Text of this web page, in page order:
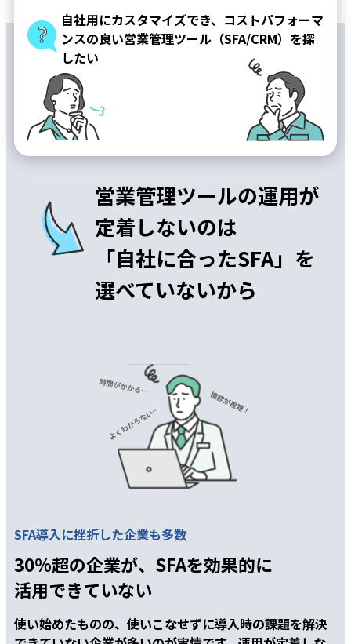
自社用にカスタマイズでき、コストパフォーマ
ンスの良い営業管理ツール（SFA/CRM）を探
したい
営業管理ツールの運用が
定着しないのは
「自社に合ったSFA」を
選べていないから
SFA導入に挫折した企業も多数
30%超の企業が、SFAを効果的に
活用できていない
使い始めたものの、使いこなせずに導入時の課題を解決